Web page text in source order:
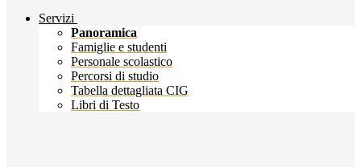
Servizi
Panoramica
Famiglie e studenti
Personale scolastico
Percorsi di studio
Tabella dettagliata CIG
Libri di Testo